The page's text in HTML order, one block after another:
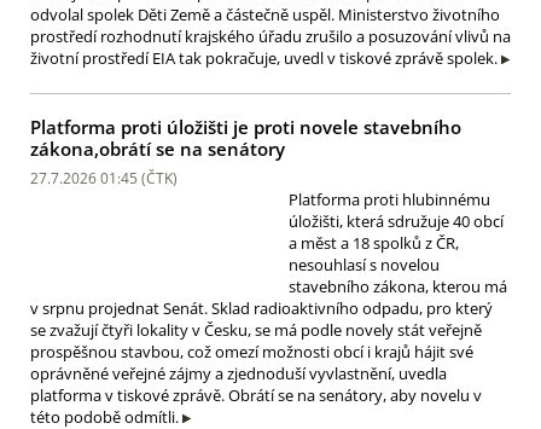
odvolal spolek Děti Země a částečně uspěl. Ministerstvo životního
prostředí rozhodnutí krajského úřadu zrušilo a posuzování vlivů na
životní prostředí EIA tak pokračuje, uvedl v tiskové zprávě spolek.
Platforma proti úložišti je proti novele stavebního
zákona,obrátí se na senátory
27.7.2026 01:45 (ČTK)
Platforma proti hlubinnému
úložišti, která sdružuje 40 obcí
a měst a 18 spolků z ČR,
nesouhlasí s novelou
stavebního zákona, kterou má
v srpnu projednat Senát. Sklad radioaktivního odpadu, pro který
se zvažují čtyři lokality v Česku, se má podle novely stát veřejně
prospěšnou stavbou, což omezí možnosti obcí i krajů hájit své
oprávněné veřejné zájmy a zjednoduší vyvlastnění, uvedla
platforma v tiskové zprávě. Obrátí se na senátory, aby novelu v
této podobě odmítli.